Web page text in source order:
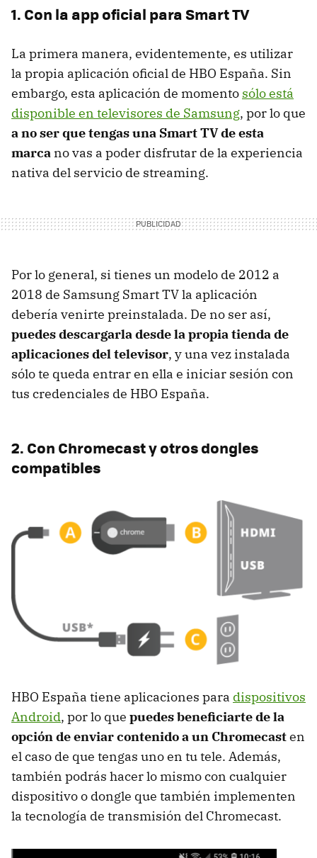
1. Con la app oficial para Smart TV
La primera manera, evidentemente, es utilizar
la propia aplicación oficial de HBO España. Sin
embargo, esta aplicación de momento sólo está
disponible en televisores de Samsung, por lo que
a no ser que tengas una Smart TV de esta
marca no vas a poder disfrutar de la experiencia
nativa del servicio de streaming.
Por lo general, si tienes un modelo de 2012 a
2018 de Samsung Smart TV la aplicación
debería venirte preinstalada. De no ser así,
puedes descargarla desde la propia tienda de
aplicaciones del televisor, y una vez instalada
sólo te queda entrar en ella e iniciar sesión con
tus credenciales de HBO España.
2. Con Chromecast y otros dongles
compatibles
HBO España tiene aplicaciones para dispositivos
Android, por lo que puedes beneficiarte de la
opción de enviar contenido a un Chromecasten
el caso de que tengas uno en tu tele. Además,
también podrás hacer lo mismo con cualquier
dispositivo o dongle que también implementen
la tecnología de transmisión del Chromecast.